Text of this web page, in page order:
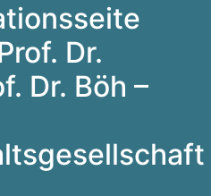
Dr.
Dr. Böh –